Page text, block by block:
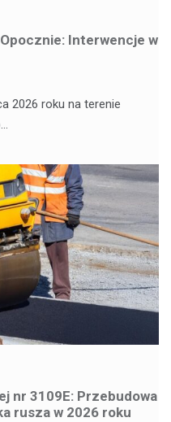
Interwencje w
2026 roku na terenie
nr 3109E: Przebudowa
rusza w 2026 roku